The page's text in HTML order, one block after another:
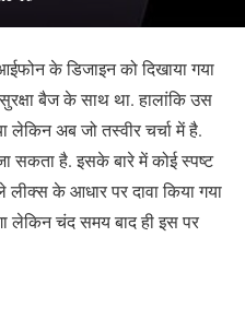
के डिजाइन को दिखाया गया
बैज के साथ था. हालांकि उस
अब जो तस्वीर चर्चा में है.
सकता है. इसके बारे में कोई स्पष्ट
के आधार पर दावा किया गया
लेकिन चंद समय बाद ही इस पर